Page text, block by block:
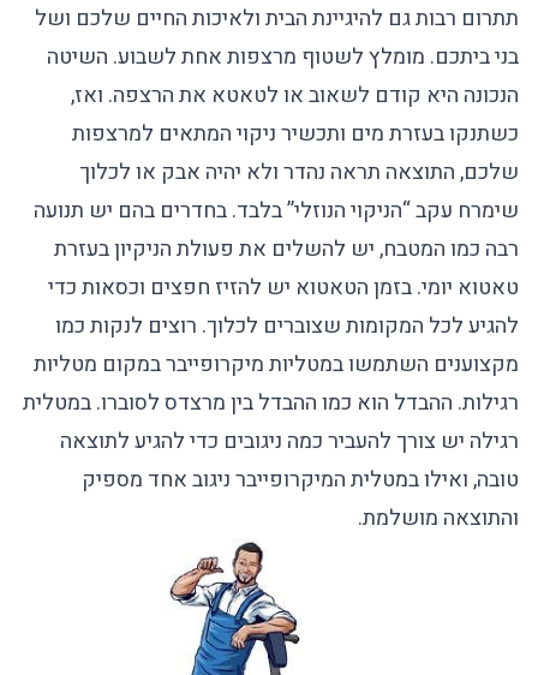
תתרום רבות גם להיגיינת הבית ולאיכות החיים שלכם ושל
בני ביתכם. מומלץ לשטוף מרצפות אחת לשבוע. השיטה
הנכונה היא קודם לשאוב או לטאטא את הרצפה. ואז,
כשתנקו בעזרת מים ותכשיר ניקוי המתאים למרצפות
שלכם, התוצאה תראה נהדר ולא יהיה אבק או לכלוך
שימרח עקב “הניקוי הנוזלי” בלבד. בחדרים בהם יש תנועה
רבה כמו המטבח, יש להשלים את פעולת הניקיון בעזרת
טאטוא יומי. בזמן הטאטוא יש להזיז חפצים וכסאות כדי
להגיע לכל המקומות שצוברים לכלוך. רוצים לנקות כמו
מקצוענים השתמשו במטליות מיקרופייבר במקום מטליות
רגילות. ההבדל הוא כמו ההבדל בין מרצדס לסוברו. במטלית
רגילה יש צורך להעביר כמה ניגובים כדי להגיע לתוצאה
טובה, ואילו במטלית המיקרופייבר ניגוב אחד מספיק
והתוצאה מושלמת.